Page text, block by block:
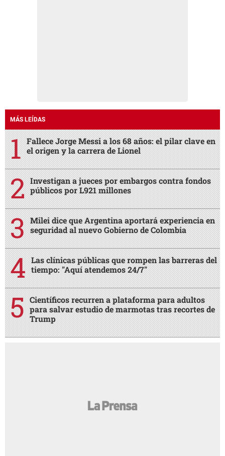
MÁS LEÍDAS
Fallece Jorge Messi a los 68 años: el pilar clave en
el origen y la carrera de Lionel
Investigan a jueces por embargos contra fondos
públicos por L921 millones
Milei dice que Argentina aportará experiencia en
seguridad al nuevo Gobierno de Colombia
Las clínicas públicas que rompen las barreras del
tiempo: "Aquí atendemos 24/7"
Científicos recurren a plataforma para adultos
para salvar estudio de marmotas tras recortes de
Trump